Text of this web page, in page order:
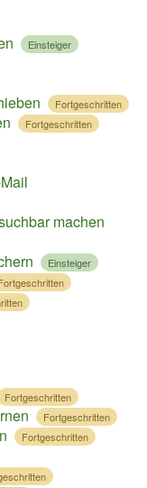
Einsteiger
Fortgeschritten
Fortgeschritten
machen
Einsteiger
Fortgeschritten
Fortgeschritten
Fortgeschritten